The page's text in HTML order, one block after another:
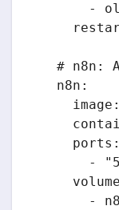
-
# n8n:
  n8n:
    ports:
-
-